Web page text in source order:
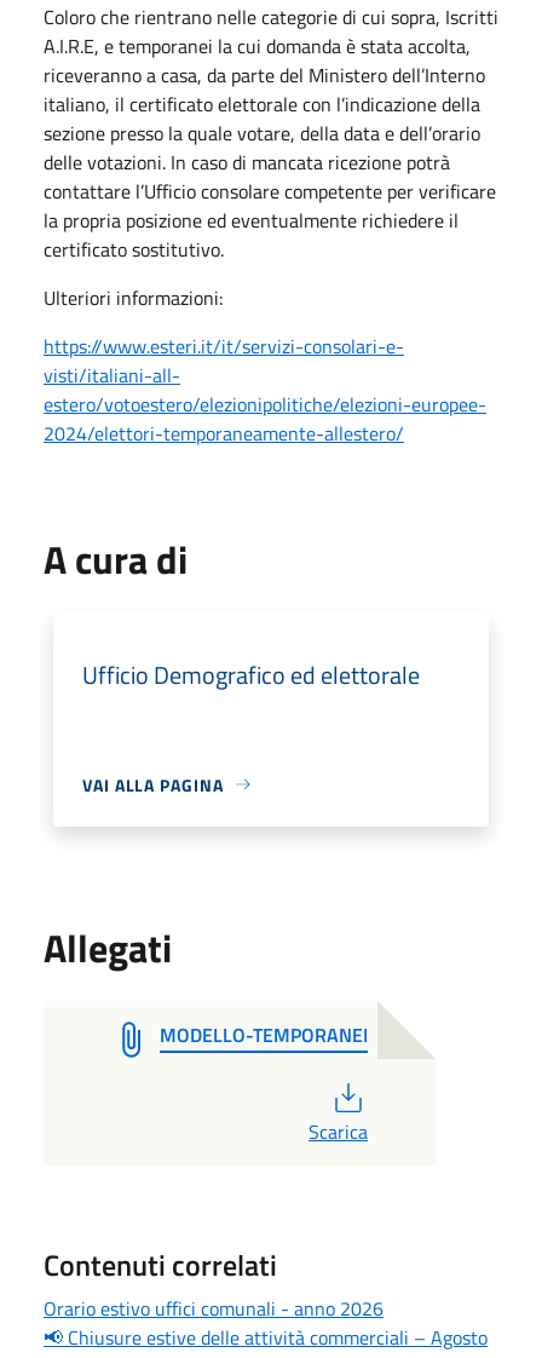
Coloro che rientrano nelle categorie di cui sopra, Iscritti
A.I.R.E, e temporanei la cui domanda è stata accolta,
riceveranno a casa, da parte del Ministero dell’Interno
italiano, il certificato elettorale con l’indicazione della
sezione presso la quale votare, della data e dell’orario
delle votazioni. In caso di mancata ricezione potrà
contattare l’Ufficio consolare competente per verificare
la propria posizione ed eventualmente richiedere il
certificato sostitutivo.
Ulteriori informazioni:
https://www.esteri.it/it/servizi-consolari-e-
visti/italiani-all-
estero/votoestero/elezionipolitiche/elezioni-europee-
2024/elettori-temporaneamente-allestero/
A cura di
Ufficio Demografico ed elettorale
VAI ALLA PAGINA
Allegati
MODELLO-TEMPORANEI
Scarica
Contenuti correlati
Orario estivo uffici comunali - anno 2026
📢 Chiusure estive delle attività commerciali – Agosto